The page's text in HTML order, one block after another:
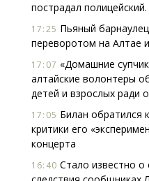
пострадал
17:25 Пьяный
переворотом на Алтае
17:07 «Домашние
алтайские волонтеры
детей и взрослых ради
17:05 Билан обратился
критики его
концерта
16:40 Стало известно о